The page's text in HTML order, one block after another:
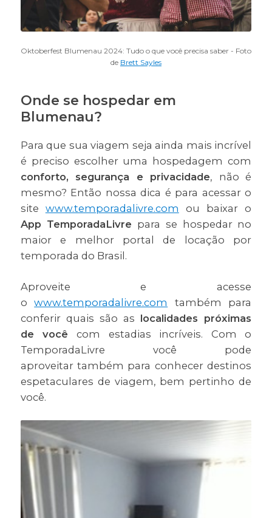
Oktoberfest Blumenau 2024: Tudo o que você precisa saber - Foto
de Brett Sayles
Onde se hospedar em
Blumenau?
Para que sua viagem seja ainda mais incrível
é preciso escolher uma hospedagem com
conforto, segurança e privacidade, não é
mesmo? Então nossa dica é para acessar o
site www.temporadalivre.com ou baixar o
App TemporadaLivre para se hospedar no
maior e melhor portal de locação por
temporada do Brasil.
Aproveite e acesse
owww.temporadalivre.com
também para
conferir quais são as localidades próximas
de você com estadias incríveis. Com o
TemporadaLivre você pode
aproveitar também para conhecer destinos
espetaculares de viagem, bem pertinho de
você.